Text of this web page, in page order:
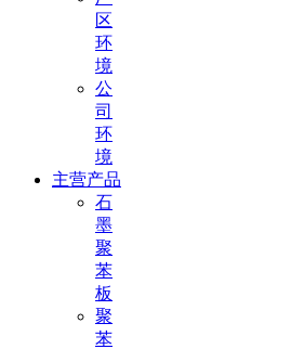
区
环
境
公
司
环
境
主营产品
石
墨
聚
苯
板
聚
苯